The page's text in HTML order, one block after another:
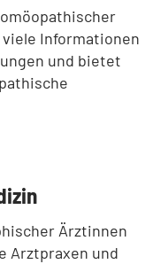
Informationen
und bietet
Ärztinnen
Arztpraxen und